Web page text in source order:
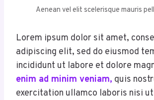
Aenean vel elit scelerisque mauris
Lorem ipsum dolor sit amet,
adipiscing elit, sed do eiusmod
incididunt ut labore et dolore
enim ad minim veniam, quis
exercitation ullamco laboris nisi